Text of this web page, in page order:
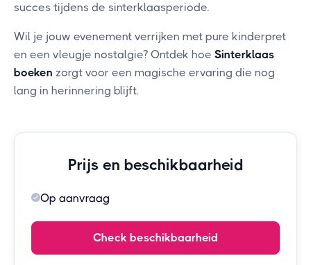
succes tijdens de sinterklaasperiode.
Wil je jouw evenement verrijken met pure kinderpret
en een vleugje nostalgie? Ontdek hoe Sinterklaas
boeken zorgt voor een magische ervaring die nog
lang in herinnering blijft.
Prijs en beschikbaarheid
Op aanvraag
Check beschikbaarheid